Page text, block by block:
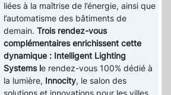
liées à la maîtrise de l’énergie, ainsi que
l’automatisme des bâtiments de
demain.Trois rendez-vous
complémentaires enrichissent cette
dynamique : Intelligent Lighting
Systems le rendez-vous 100% dédié à
la lumière, Innocity, le salon des
solutions et innovations pour les villes